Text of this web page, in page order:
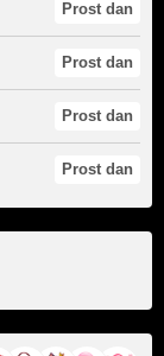
Prost dan
Prost dan
Prost dan
Prost dan